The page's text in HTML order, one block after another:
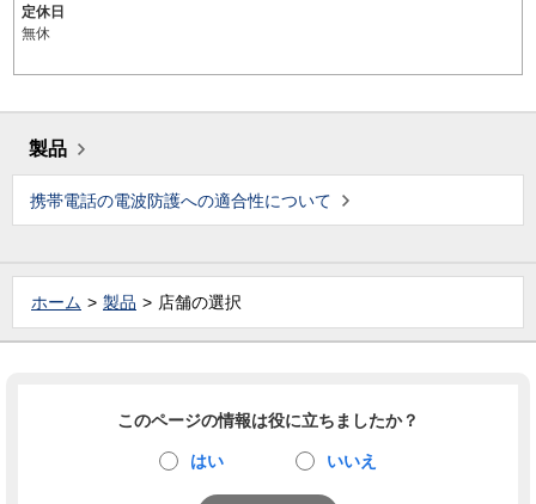
定休日
無休
製品
携帯電話の電波防護への適合性について
ホーム 製品 店舗の選択
このページの情報は役に立ちましたか？
はい いいえ